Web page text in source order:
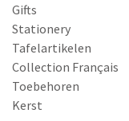
Gifts
Stationery
Tafelartikelen
Collection Français
Toebehoren
Kerst